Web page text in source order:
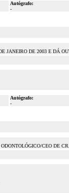
Autógrafo:
-
JANEIRO DE 2003 E DÁ
Autógrafo:
-
CEO DE